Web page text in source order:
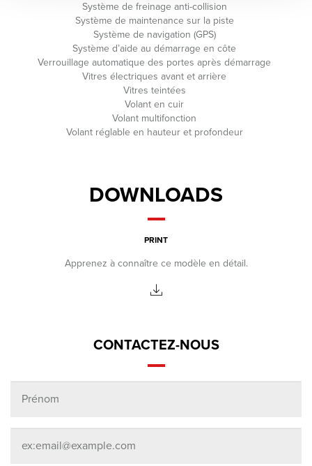
Système de freinage anti-collision
Système de maintenance sur la piste
Système de navigation (GPS)
Système d’aide au démarrage en côte
Verrouillage automatique des portes après démarrage
Vitres électriques avant et arrière
Vitres teintées
Volant en cuir
Volant multifonction
Volant réglable en hauteur et profondeur
DOWNLOADS
PRINT
Apprenez à connaître ce modèle en détail.
CONTACTEZ-NOUS